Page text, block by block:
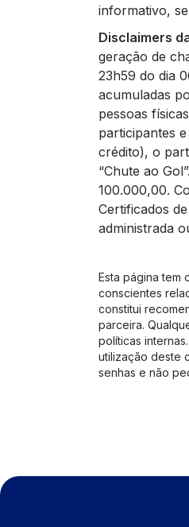
informativo,
Disclaimers
geração de
23h59 do dia
acumuladas
pessoas
participantes
crédito), o
“Chute ao
100.000,00.
Certificados
administrada
Esta página tem
conscientes
constitui
parceira.
políticas
utilização deste
senhas e não